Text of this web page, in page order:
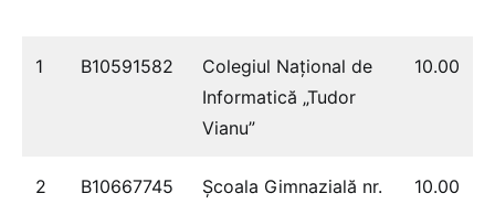
1 B10591582
Colegiul Naţional de
Informatică „Tudor
Vianu”
10.00
2 B10667745
Școala Gimnazială nr.
10.00